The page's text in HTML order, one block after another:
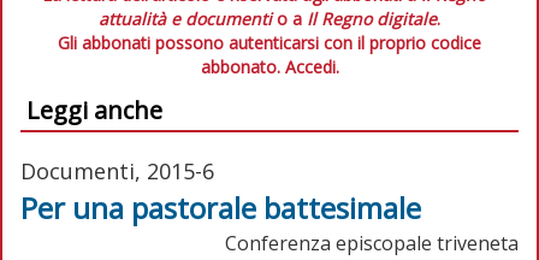
attualità e documentio a Il Regno digitale.
Gli abbonati possono autenticarsi con il proprio codice
abbonato. Accedi.
Leggi anche
Documenti, 2015-6
Per una pastorale battesimale
Conferenza episcopale triveneta